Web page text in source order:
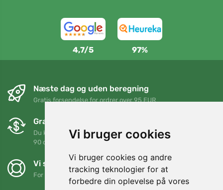
Vi bruger cookies
Vi bruger cookies og andre
tracking teknologier for at
forbedre din oplevelse på vores
4,7/5 97%
Næste dag og uden beregning
Gratis forsendelse for ordrer over 95 EUR
Gratis ombytning og returnering
Du kan returnere eller bytte din ordre når som helst inden for
90 dage
Vi støtter Trees.org
For hver ordre planter vi et træ! Læs mere Om os